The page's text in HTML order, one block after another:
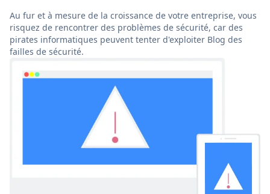
Au fur et à mesure de la croissance de votre entreprise, vous
risquez de rencontrer des problèmes de sécurité, car des
pirates informatiques peuvent tenter d'exploiter Blog des
failles de sécurité.